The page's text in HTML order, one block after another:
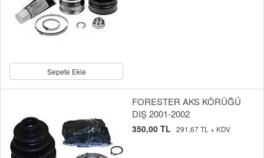
Sepete Ekle
FORESTER AKS KÖRÜĞÜ
DIŞ 2001-2002
350,00 TL 291,67 TL + KDV